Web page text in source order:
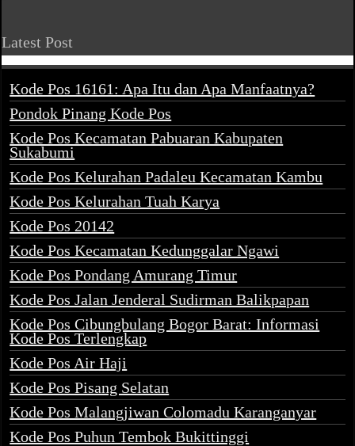
Latest Post
Kode Pos 16161: Apa Itu dan Apa Manfaatnya?
Pondok Pinang Kode Pos
Kode Pos Kecamatan Pabuaran Kabupaten
Sukabumi
Kode Pos Kelurahan Padaleu Kecamatan Kambu
Kode Pos Kelurahan Tuah Karya
Kode Pos 20142
Kode Pos Kecamatan Kedunggalar Ngawi
Kode Pos Pondang Amurang Timur
Kode Pos Jalan Jenderal Sudirman Balikpapan
Kode Pos Cibungbulang Bogor Barat: Informasi
Kode Pos Terlengkap
Kode Pos Air Haji
Kode Pos Pisang Selatan
Kode Pos Malangjiwan Colomadu Karanganyar
Kode Pos Puhun Tembok Bukittinggi